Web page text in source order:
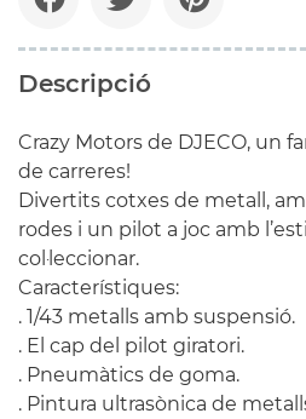
Descripció
Crazy Motors de DJECO, un
de carreres!
Divertits cotxes de metall,
rodes i un pilot a joc amb
col·leccionar.
Característiques:
. 1/43 metalls amb suspensió.
. El cap del pilot giratori.
. Pneumàtics de goma.
. Pintura ultrasònica de